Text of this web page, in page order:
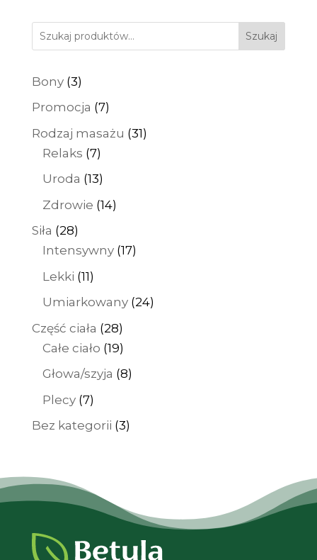
90 zł
do
650 zł
Szukaj
Bony 33
produkty
Promocja 77
produktów
Rodzaj masażu 3131
Relaks 77
produktów
Uroda 1313
produktów
Zdrowie 1414
Siła 2828
produktów
Intensywny 1717
Lekki 1111
produktów
Umiarkowany 2424
Część ciała 2828
produktów
Całe ciało 1919
produktów
Głowa/szyja 88
Plecy 77
produktów
Bez kategorii 33